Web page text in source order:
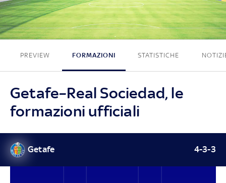
1 - 1
PREVIEW FORMAZIONI STATISTICHE
Getafe–Real Sociedad, le
formazioni ufficiali
Getafe 4-3-3